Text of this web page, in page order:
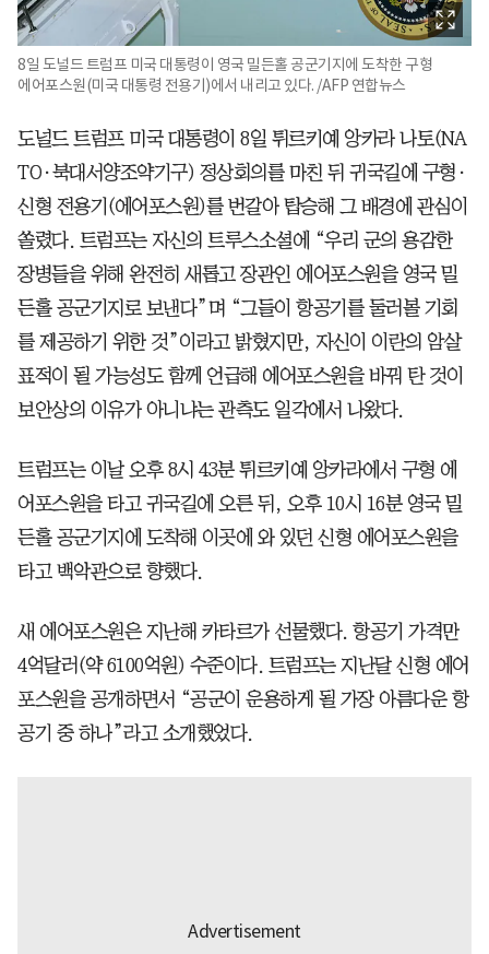
8일 도널드 트럼프 미국 대통령이 영국 밀든홀 공군기지에 도착한 구형
에어포스원(미국 대통령 전용기)에서 내리고 있다. /AFP 연합뉴스
도널드 트럼프 미국 대통령이 8일 튀르키예 앙카라 나토(NA
TO·북대서양조약기구) 정상회의를 마친 뒤 귀국길에 구형·
신형 전용기(에어포스원)를 번갈아 탑승해 그 배경에 관심이
쏠렸다. 트럼프는 자신의 트루스소셜에 “우리 군의 용감한
장병들을 위해 완전히 새롭고 장관인 에어포스원을 영국 밀
든홀 공군기지로 보낸다”며 “그들이 항공기를 둘러볼 기회
를 제공하기 위한 것”이라고 밝혔지만, 자신이 이란의 암살
표적이 될 가능성도 함께 언급해 에어포스원을 바꿔 탄 것이
보안상의 이유가 아니냐는 관측도 일각에서 나왔다.
트럼프는 이날 오후 8시 43분 튀르키예 앙카라에서 구형 에
어포스원을 타고 귀국길에 오른 뒤, 오후 10시 16분 영국 밀
든홀 공군기지에 도착해 이곳에 와 있던 신형 에어포스원을
타고 백악관으로 향했다.
새 에어포스원은 지난해 카타르가 선물했다. 항공기 가격만
4억달러(약 6100억원) 수준이다. 트럼프는 지난달 신형 에어
포스원을 공개하면서 “공군이 운용하게 될 가장 아름다운 항
공기 중 하나”라고 소개했었다.